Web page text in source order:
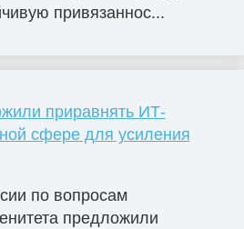
привязаннос...
приравнять ИТ-
сфере для усиления
по вопросам
предложили